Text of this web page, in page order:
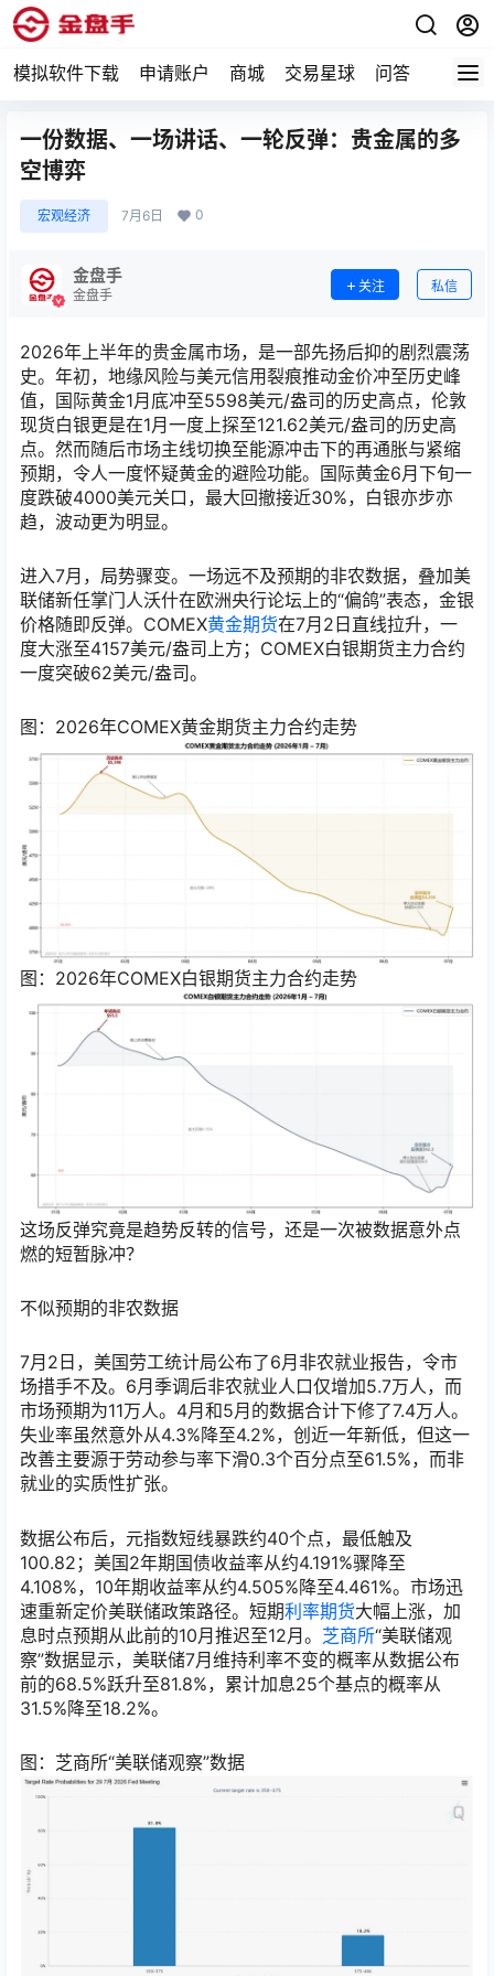
模拟软件下载 申请账户 商城 交易星球 问答 专题
一份数据、一场讲话、一轮反弹：贵金属的多
空博弈
宏观经济 7月6日 0
金盘手
金盘手
关注 私信
2026年上半年的贵金属市场，是一部先扬后抑的剧烈震荡
史。年初，地缘风险与美元信用裂痕推动金价冲至历史峰
值，国际黄金1月底冲至5598美元/盎司的历史高点，伦敦
现货白银更是在1月一度上探至121.62美元/盎司的历史高
点。然而随后市场主线切换至能源冲击下的再通胀与紧缩
预期，令人一度怀疑黄金的避险功能。国际黄金6月下旬一
度跌破4000美元关口，最大回撤接近30%，白银亦步亦
趋，波动更为明显。
进入7月，局势骤变。一场远不及预期的非农数据，叠加美
联储新任掌门人沃什在欧洲央行论坛上的“偏鸽”表态，金银
价格随即反弹。COMEX黄金期货在7月2日直线拉升，一
度大涨至4157美元/盎司上方；COMEX白银期货主力合约
一度突破62美元/盎司。
图：2026年COMEX黄金期货主力合约走势
图：2026年COMEX白银期货主力合约走势
这场反弹究竟是趋势反转的信号，还是一次被数据意外点
燃的短暂脉冲？
不似预期的非农数据
7月2日，美国劳工统计局公布了6月非农就业报告，令市
场措手不及。6月季调后非农就业人口仅增加5.7万人，而
市场预期为11万人。4月和5月的数据合计下修了7.4万人。
失业率虽然意外从4.3%降至4.2%，创近一年新低，但这一
改善主要源于劳动参与率下滑0.3个百分点至61.5%，而非
就业的实质性扩张。
数据公布后，元指数短线暴跌约40个点，最低触及
100.82；美国2年期国债收益率从约4.191%骤降至
4.108%，10年期收益率从约4.505%降至4.461%。市场迅
速重新定价美联储政策路径。短期利率期货大幅上涨，加
息时点预期从此前的10月推迟至12月。 芝商所“美联储观
察”数据显示，美联储7月维持利率不变的概率从数据公布
前的68.5%跃升至81.8%，累计加息25个基点的概率从
31.5%降至18.2%。
图：芝商所“美联储观察”数据